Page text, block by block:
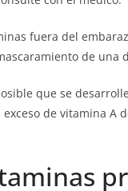
fuera del
de una
que se
de vitamina A